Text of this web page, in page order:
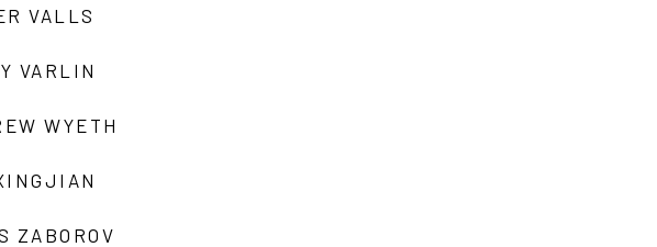
VALLS
VARLIN
WYETH
ZABOROV